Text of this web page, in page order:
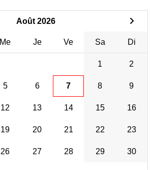
Août 2026
Me Je Ve Sa Di
1 2
5 6 7 8 9
12 13 14 15 16
19 20 21 22 23
26 27 28 29 30